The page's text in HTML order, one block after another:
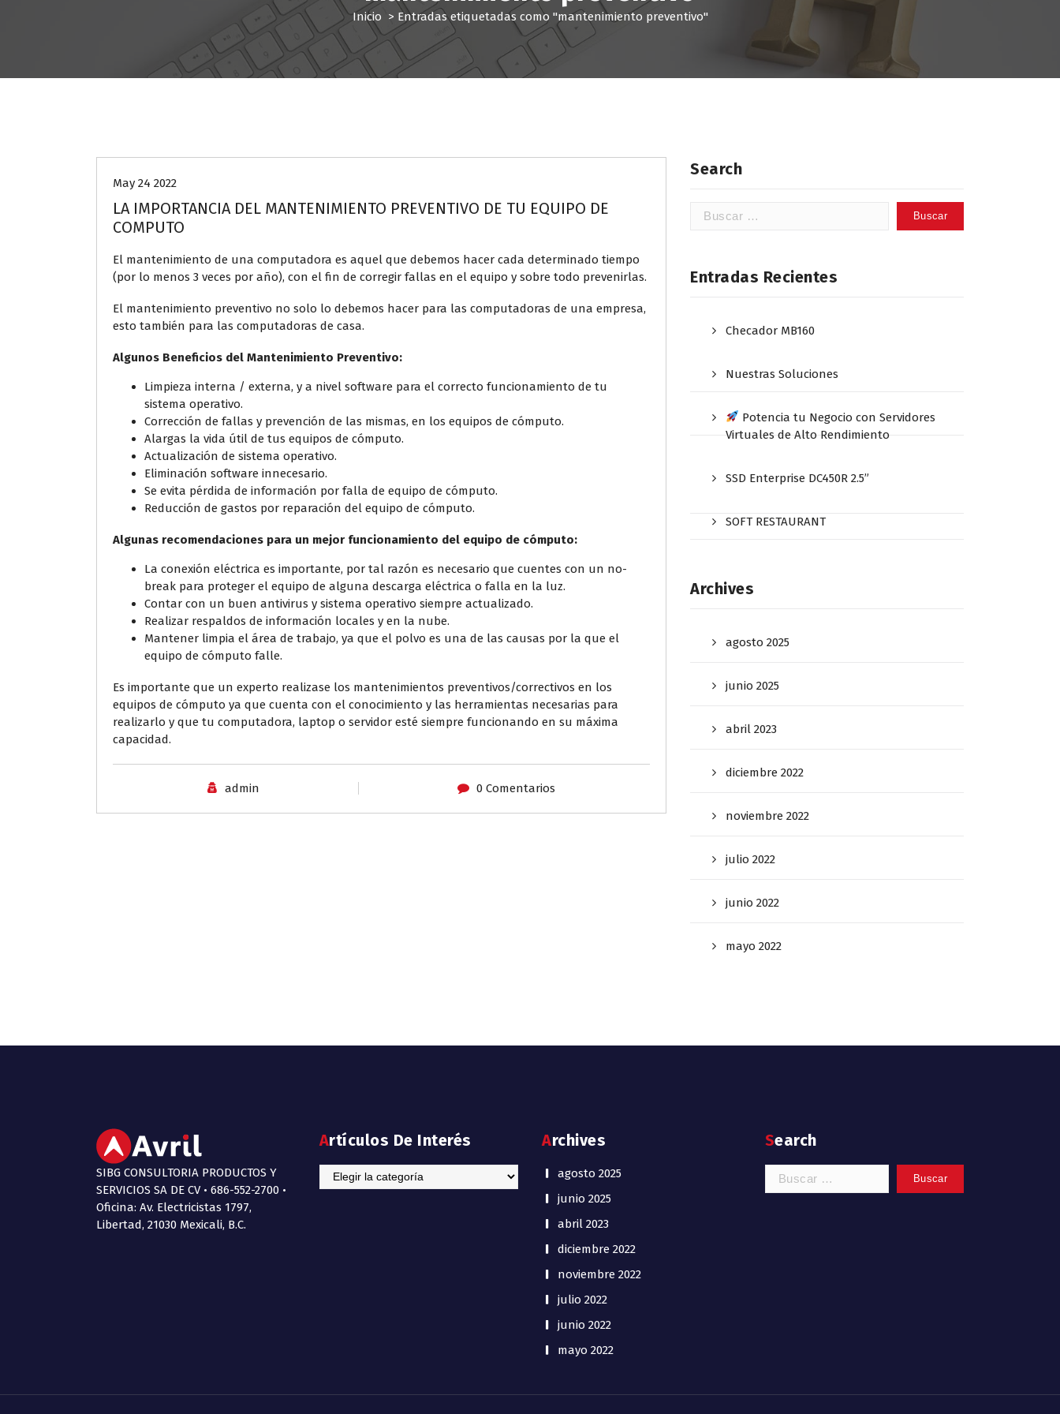
Inicio > Entradas etiquetadas como "mantenimiento preventivo"
May 24 2022
LA IMPORTANCIA DEL MANTENIMIENTO PREVENTIVO DE TU EQUIPO DE
COMPUTO
El mantenimiento de una computadora es aquel que debemos hacer cada determinado tiempo
(por lo menos 3 veces por año), con el fin de corregir fallas en el equipo y sobre todo prevenirlas.
El mantenimiento preventivo no solo lo debemos hacer para las computadoras de una empresa,
esto también para las computadoras de casa.
Algunos Beneficios del Mantenimiento Preventivo:
Limpieza interna / externa, y a nivel software para el correcto funcionamiento de tu
sistema operativo.
Corrección de fallas y prevención de las mismas, en los equipos de cómputo.
Alargas la vida útil de tus equipos de cómputo.
Actualización de sistema operativo.
Eliminación software innecesario.
Se evita pérdida de información por falla de equipo de cómputo.
Reducción de gastos por reparación del equipo de cómputo.
Algunas recomendaciones para un mejor funcionamiento del equipo de cómputo:
La conexión eléctrica es importante, por tal razón es necesario que cuentes con un no-
break para proteger el equipo de alguna descarga eléctrica o falla en la luz.
Contar con un buen antivirus y sistema operativo siempre actualizado.
Realizar respaldos de información locales y en la nube.
Mantener limpia el área de trabajo, ya que el polvo es una de las causas por la que el
equipo de cómputo falle.
Es importante que un experto realizase los mantenimientos preventivos/correctivos en los
equipos de cómputo ya que cuenta con el conocimiento y las herramientas necesarias para
realizarlo y que tu computadora, laptop o servidor esté siempre funcionando en su máxima
capacidad.
admin 0 Comentarios
Search
Buscar:
Entradas Recientes
Checador MB160
Nuestras Soluciones
Potencia tu Negocio con Servidores
Virtuales de Alto Rendimiento
SSD Enterprise DC450R 2.5”
SOFT RESTAURANT
Archives
agosto 2025
junio 2025
abril 2023
diciembre 2022
noviembre 2022
julio 2022
junio 2022
mayo 2022
SIBG CONSULTORIA PRODUCTOS Y
SERVICIOS SA DE CV • 686-552-2700 •
Oficina: Av. Electricistas 1797,
Libertad, 21030 Mexicali, B.C.
Artículos De Interés
Artículos
de
Archives
agosto 2025
junio 2025
abril 2023
diciembre 2022
noviembre 2022
julio 2022
junio 2022
mayo 2022
Search
Buscar: